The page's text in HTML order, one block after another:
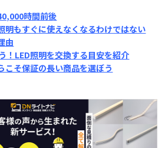
時間前後
明もすぐに使えなくなるわけではない
由
！LED照明を交換する目安を紹介
こそ保証の長い商品を選ぼう